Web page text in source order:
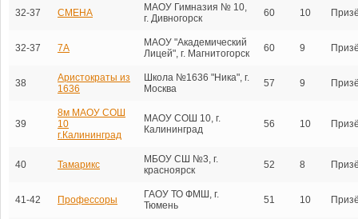
32-37 СМЕНА
МАОУ Гимназия № 10,
г. Дивногорск
60 10
32-37 7A
МАОУ "Академический
Лицей", г. Магнитогорск
60 9
38
Аристократы из
1636
Школа №1636 "Ника", г.
Москва
57 9
39
8м МАОУ СОШ
10
г.Калининград
МАОУ СОШ 10, г.
Калининград
56 10
40 Тамарикс
МБОУ СШ №3, г.
красноярск
52 8
41-42 Профессоры
ГАОУ ТО ФМШ, г.
Тюмень
51 10